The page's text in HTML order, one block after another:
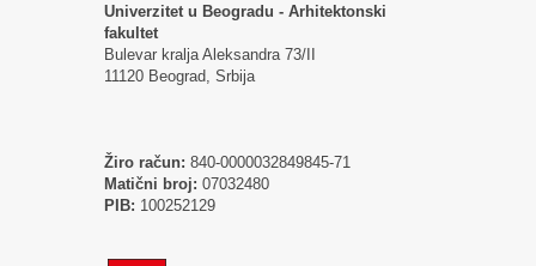
Univerzitet u Beogradu - Arhitektonski
fakultet
Bulevar kralja Aleksandra 73/II
11120 Beograd, Srbija
Žiro račun: 840-0000032849845-71
Matični broj: 07032480
PIB: 100252129